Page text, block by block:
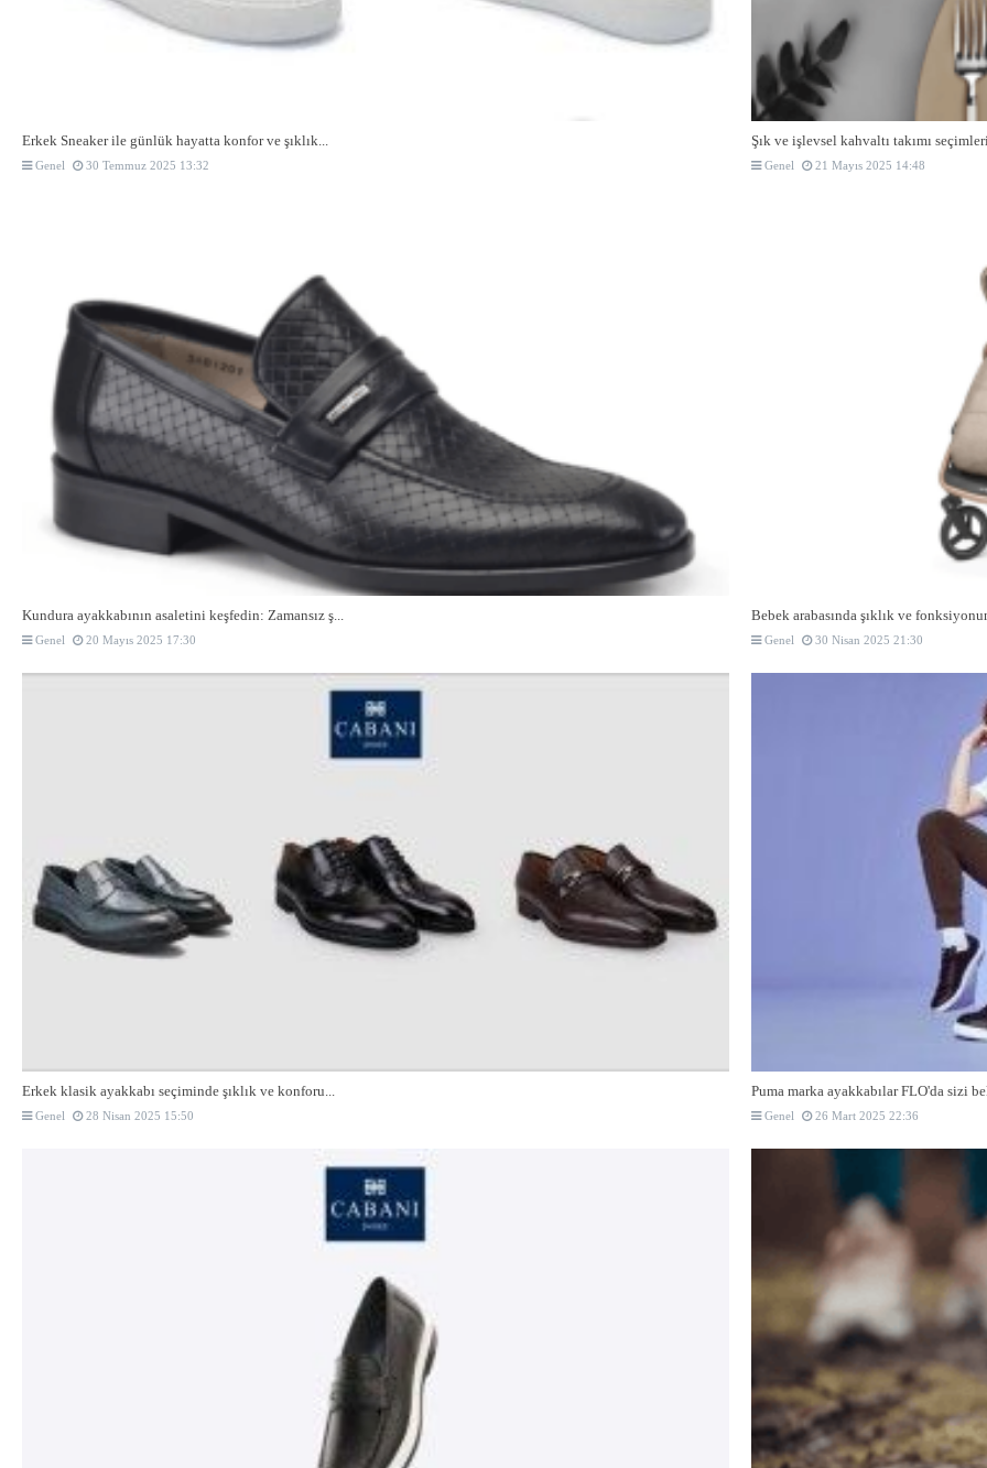
Erkek Sneaker ile günlük hayatta konfor ve şıklık...
Genel 30 Temmuz 2025 13:32
Şık ve işlevsel kahvaltı takımı
Genel 21 Mayıs 2025 14:48
Kundura ayakkabının asaletini keşfedin: Zamansız ş...
Genel 20 Mayıs 2025 17:30
Bebek arabasında şıklık ve
Genel 30 Nisan 2025 21:30
Erkek klasik ayakkabı seçiminde şıklık ve konforu...
Genel 28 Nisan 2025 15:50
Puma marka ayakkabılar FLO'da sizi
Genel 26 Mart 2025 22:36